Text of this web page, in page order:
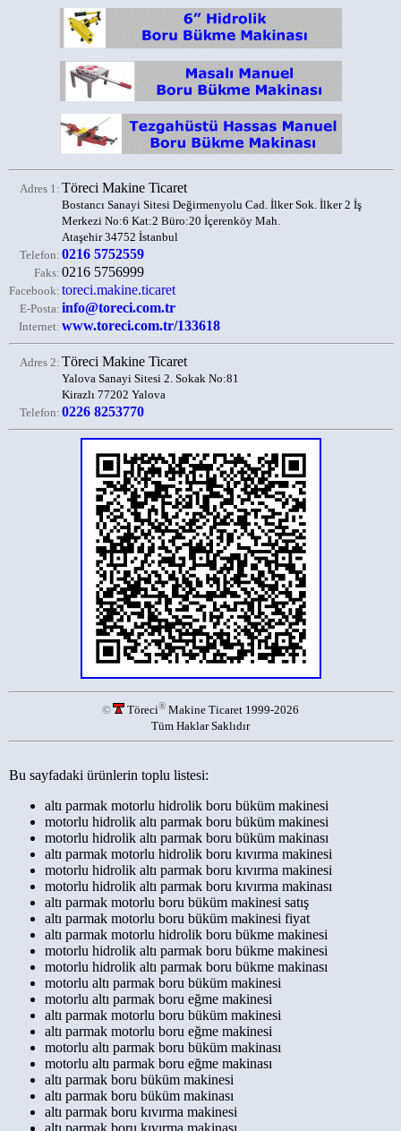
Adres 1: Töreci Makine Ticaret
Bostancı Sanayi Sitesi Değirmenyolu Cad. İlker Sok. İlker 2 İş
Merkezi No:6 Kat:2 Büro:20 İçerenköy Mah.
Ataşehir 34752 İstanbul
Telefon: 0216 5752559
Faks: 0216 5756999
Facebook: toreci.makine.ticaret
E-Posta: info@toreci.com.tr
Internet: www.toreci.com.tr/133618
Adres 2: Töreci Makine Ticaret
Yalova Sanayi Sitesi 2. Sokak No:81
Kirazlı 77202 Yalova
Telefon: 0226 8253770
© Töreci® Makine Ticaret 1999-2026
Tüm Haklar Saklıdır
Bu sayfadaki ürünlerin toplu listesi:
altı parmak motorlu hidrolik boru büküm makinesi
motorlu hidrolik altı parmak boru büküm makinesi
motorlu hidrolik altı parmak boru büküm makinası
altı parmak motorlu hidrolik boru kıvırma makinesi
motorlu hidrolik altı parmak boru kıvırma makinesi
motorlu hidrolik altı parmak boru kıvırma makinası
altı parmak motorlu boru büküm makinesi satış
altı parmak motorlu boru büküm makinesi fiyat
altı parmak motorlu hidrolik boru bükme makinesi
motorlu hidrolik altı parmak boru bükme makinesi
motorlu hidrolik altı parmak boru bükme makinası
motorlu altı parmak boru büküm makinesi
motorlu altı parmak boru eğme makinesi
altı parmak motorlu boru büküm makinesi
altı parmak motorlu boru eğme makinesi
motorlu altı parmak boru büküm makinası
motorlu altı parmak boru eğme makinası
altı parmak boru büküm makinesi
altı parmak boru büküm makinası
altı parmak boru kıvırma makinesi
altı parmak boru kıvırma makinası